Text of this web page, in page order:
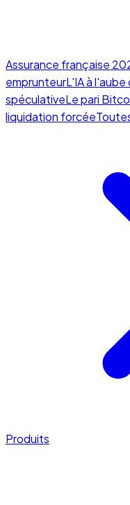
Assurance française
emprunteurL'IA à
spéculativeLe pari
liquidation forcée
Produits